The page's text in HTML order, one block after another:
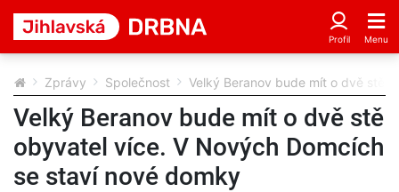
Zprávy Společnost Velký Beranov bude mít o dvě stě
Velký Beranov bude mít o dvě stě
obyvatel více. V Nových Domcích
se staví nové domky